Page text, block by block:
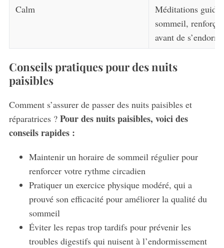
Calm
Méditations
sommeil,
avant de
Conseils pratiques pour des nuits
paisibles
Comment s’assurer de passer des nuits paisibles et
réparatrices ? Pour des nuits paisibles, voici des
conseils rapides :
Maintenir un horaire de sommeil régulier pour
renforcer votre rythme circadien
Pratiquer un exercice physique modéré, qui a
prouvé son efficacité pour améliorer la qualité du
sommeil
Éviter les repas trop tardifs pour prévenir les
troubles digestifs qui nuisent à l’endormissement